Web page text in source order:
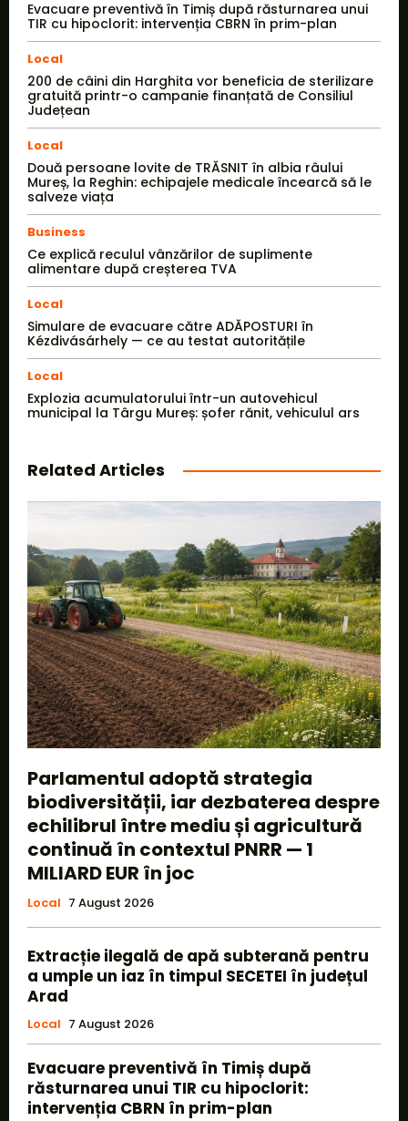
Evacuare preventivă în Timiș după răsturnarea unui
TIR cu hipoclorit: intervenția CBRN în prim-plan
Local
200 de câini din Harghita vor beneficia de sterilizare
gratuită printr-o campanie finanțată de Consiliul
Județean
Local
Două persoane lovite de TRĂSNIT în albia râului
Mureș, la Reghin: echipajele medicale încearcă să le
salveze viața
Business
Ce explică reculul vânzărilor de suplimente
alimentare după creșterea TVA
Local
Simulare de evacuare către ADĂPOSTURI în
Kézdivásárhely — ce au testat autoritățile
Local
Explozia acumulatorului într-un autovehicul
municipal la Târgu Mureș: șofer rănit, vehiculul ars
Related Articles
Parlamentul adoptă strategia
biodiversității, iar dezbaterea despre
echilibrul între mediu și agricultură
continuă în contextul PNRR — 1
MILIARD EUR în joc
Local 7 August 2026
Extracție ilegală de apă subterană pentru
a umple un iaz în timpul SECETEI în județul
Arad
Local 7 August 2026
Evacuare preventivă în Timiș după
răsturnarea unui TIR cu hipoclorit:
intervenția CBRN în prim-plan